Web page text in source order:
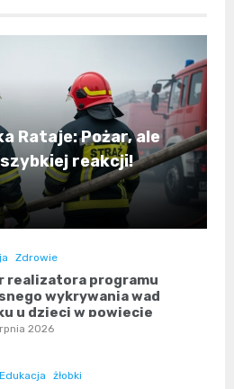
Rataje: Pożar, ale
reakcji!
Zdrowie
realizatora programu
wykrywania wad
u dzieci w powiecie
2026
Edukacja żłobki